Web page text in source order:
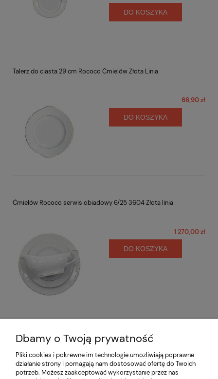
DO KOSZYKA
Talerz do ciasta 29 cm Rococo Ćmielów Złota Linia
66,90 zł
DO KOSZYKA
Ćmielów Rococo serwis obiadowy 6/25 3604 Złota linia
1 270,00 zł
DO KOSZYKA
Opinie o produkcie (0)
Dbamy o Twoją prywatność
Pliki cookies i pokrewne im technologie umożliwiają poprawne
działanie strony i pomagają nam dostosować ofertę do Twoich
potrzeb. Możesz zaakceptować wykorzystanie przez nas